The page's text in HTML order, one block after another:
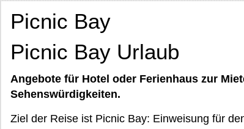
Picnic Bay
Picnic Bay Urlaub
Angebote für Hotel oder Ferienhaus zur
Sehenswürdigkeiten.
Ziel der Reise ist Picnic Bay: Einweisung für